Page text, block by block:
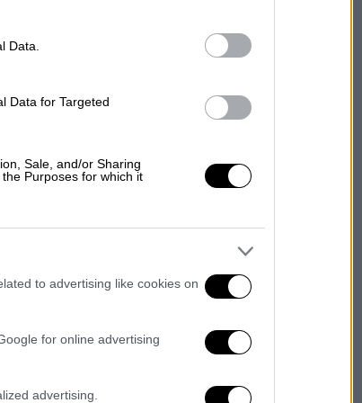
Data.
Data for Targeted
Sale, and/or Sharing
Purposes for which it
to advertising like cookies on
for online advertising
advertising.
1992 πριν
να
με τον ιατρό Jill
ανέλαβε δωρεάν
θα με δουν
βόμβες να
ότι
κάηκα, θα γίνω
Press για